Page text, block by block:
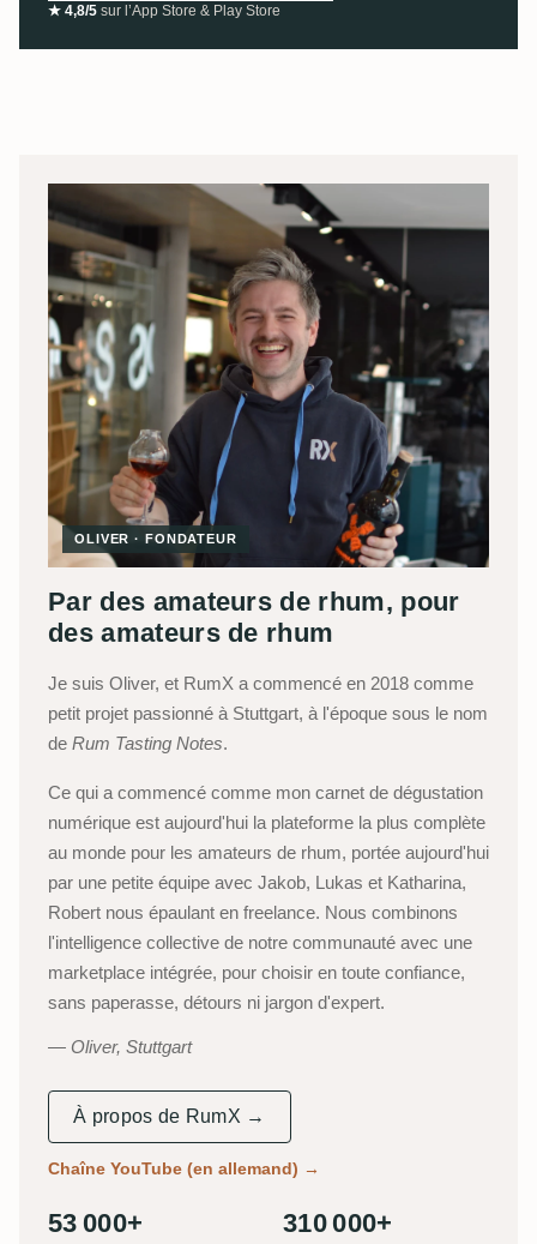
★ 4,8/5 sur l’App Store & Play Store
OLIVER · FONDATEUR
Par des amateurs de rhum, pour
des amateurs de rhum
Je suis Oliver, et RumX a commencé en 2018 comme
petit projet passionné à Stuttgart, à l'époque sous le nom
de Rum Tasting Notes.
Ce qui a commencé comme mon carnet de dégustation
numérique est aujourd'hui la plateforme la plus complète
au monde pour les amateurs de rhum, portée aujourd'hui
par une petite équipe avec Jakob, Lukas et Katharina,
Robert nous épaulant en freelance. Nous combinons
l'intelligence collective de notre communauté avec une
marketplace intégrée, pour choisir en toute confiance,
sans paperasse, détours ni jargon d'expert.
Oliver, Stuttgart
À propos de RumX →
Chaîne YouTube (en allemand) →
53 000+ 310 000+